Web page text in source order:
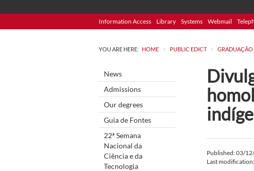
Information Access Library Systems Webmail
YOU ARE HERE: HOME > PUBLIC EDICT > GRADUAÇÃO
News
Admissions
Our degrees
Guia de Fontes
22ª Semana
Nacional da
Ciência e da
Tecnologia
Published: 03/
Last